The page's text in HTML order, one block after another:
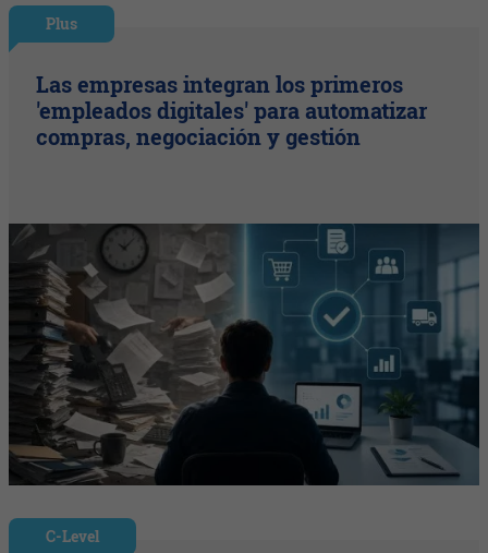
Plus
Las empresas integran los primeros
'empleados digitales' para automatizar
compras, negociación y gestión
C-Level